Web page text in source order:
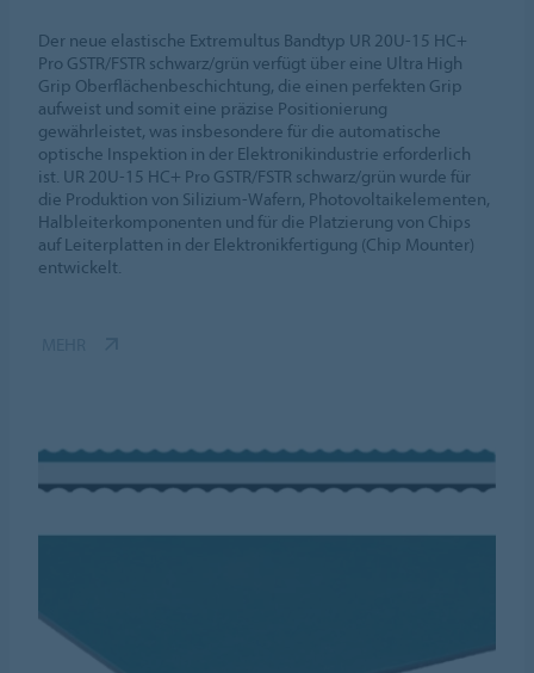
Der neue elastische Extremultus Bandtyp UR 20U-15 HC+
Pro GSTR/FSTR schwarz/grün verfügt über eine Ultra High
Grip Oberflächenbeschichtung, die einen perfekten Grip
aufweist und somit eine präzise Positionierung
gewährleistet, was insbesondere für die automatische
optische Inspektion in der Elektronikindustrie erforderlich
ist. UR 20U-15 HC+ Pro GSTR/FSTR schwarz/grün wurde für
die Produktion von Silizium-Wafern, Photovoltaikelementen,
Halbleiterkomponenten und für die Platzierung von Chips
auf Leiterplatten in der Elektronikfertigung (Chip Mounter)
entwickelt.